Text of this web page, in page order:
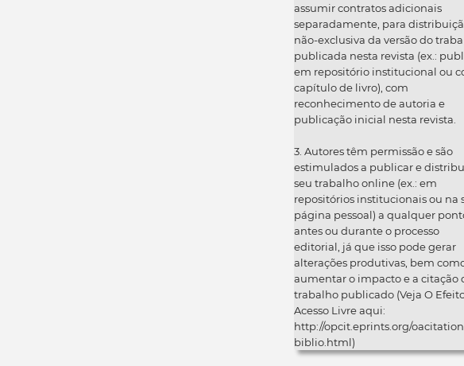
assumir contratos adicionais
separadamente, para
não-exclusiva da versão do
publicada nesta revista (ex.:
em repositório institucional ou
capítulo de livro), com
reconhecimento de autoria e
publicação inicial nesta revista.
3. Autores têm permissão e são
estimulados a publicar e
seu trabalho online (ex.: em
repositórios institucionais ou na
página pessoal) a qualquer
antes ou durante o processo
editorial, já que isso pode gerar
alterações produtivas, bem
aumentar o impacto e a citação
trabalho publicado (Veja O
Acesso Livre aqui:
http://opcit.eprints.org/
biblio.html)